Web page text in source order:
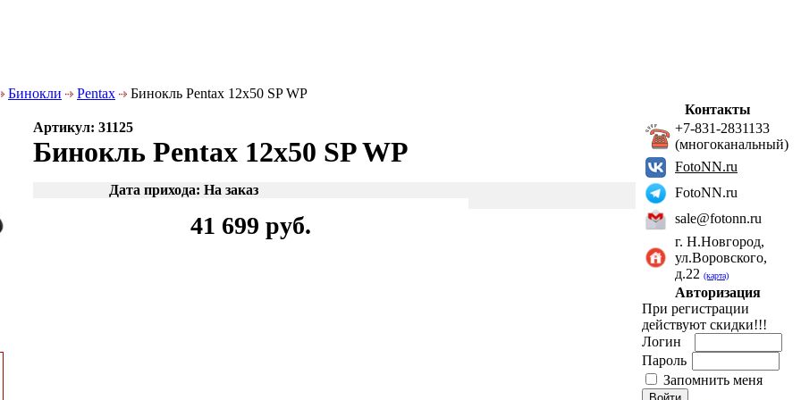
Бинокли Pentax Бинокль Pentax 12x50 SP WP
Артикул: 31125
Бинокль Pentax 12x50 SP WP
Дата прихода: На заказ
41 699 руб.
Контакты
+7-831-2831133
(многоканальный)
FotoNN.ru
FotoNN.ru
sale@fotonn.ru
г. Н.Новгород,
ул.Воровского,
д.22 (карта)
Авторизация
При регистрации
действуют скидки!!!
Логин
Пароль
Запомнить меня